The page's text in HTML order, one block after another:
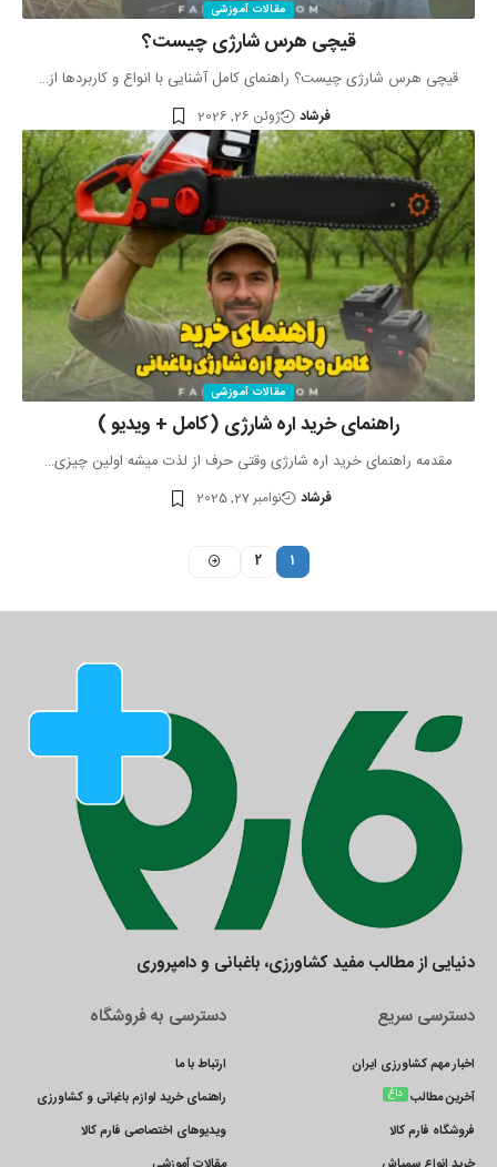
مقالات آموزشی
قیچی هرس شارژی چیست؟
قیچی هرس شارژی چیست؟ راهنمای کامل آشنایی با انواع و کاربردها از…
فرشاد ژوئن 26, 2026
مقالات آموزشی
راهنمای خرید اره شارژی (کامل + ویدیو )
مقدمه راهنمای خرید اره شارژی وقتی حرف از لذت میشه اولین چیزی…
فرشاد نوامبر 27, 2025
1
2
دنیایی از مطالب مفید کشاورزی، باغبانی و دامپروری
دسترسی سریع
اخبار مهم کشاورزی ایران
آخرین مطالب داغ
فروشگاه فارم کالا
دسترسی به فروشگاه
ارتباط با ما
راهنمای خرید لوازم باغبانی و کشاورزی
ویدیوهای اختصاصی فارم کالا